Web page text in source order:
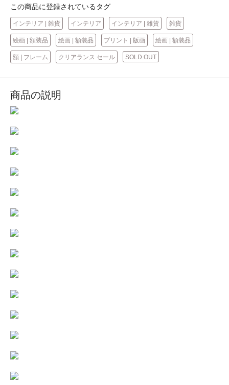
この商品に登録されているタグ
インテリア | 雑貨 インテリア インテリア | 雑貨 雑貨
絵画 | 額装品 絵画 | 額装品 プリント | 版画 絵画 | 額装品
額 | フレーム クリアランス セール SOLD OUT
商品の説明